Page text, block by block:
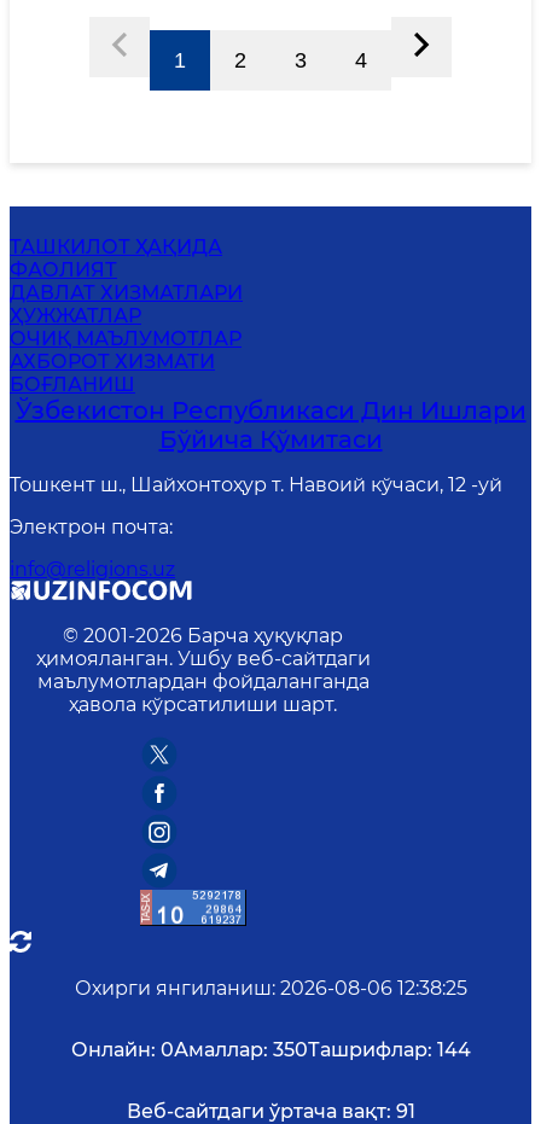
1 2 3 4
ТАШКИЛОТ ҲАҚИДА
ФАОЛИЯТ
ДАВЛАТ ХИЗМАТЛАРИ
ҲУЖЖАТЛАР
ОЧИҚ МАЪЛУМОТЛАР
АХБОРОТ ХИЗМАТИ
БОҒЛАНИШ
Ўзбекистон Республикаси Дин Ишлари
Бўйича Қўмитаси
Тошкент ш., Шайхонтоҳур т. Навоий кўчаси, 12 -уй
Электрон почта:
info@religions.uz
© 2001-2026 Барча ҳуқуқлар
ҳимояланган. Ушбу веб-сайтдаги
маълумотлардан фойдаланганда
ҳавола кўрсатилиши шарт.
Охирги янгиланиш: 2026-08-06 12:38:25
Онлайн: 0Амаллар: 350Ташрифлар: 144
Веб-сайтдаги ўртача вақт: 91